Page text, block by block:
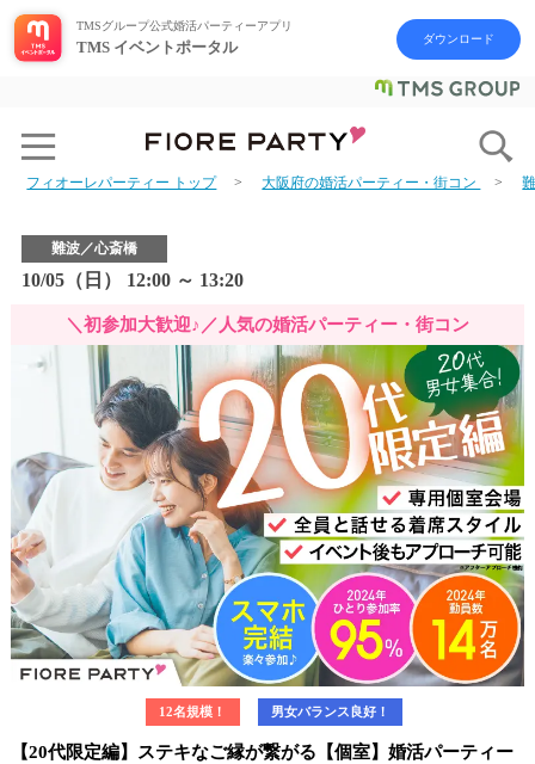
TMSグループ公式婚活パーティーアプリ
TMS イベントポータル ダウンロード
フィオーレパーティー トップ 大阪府の婚活パーティー・街コン
難波／心斎橋
10/05（日） 12:00 ～ 13:20
＼初参加大歓迎♪／人気の婚活パーティー・街コン
12名規模！ 男女バランス良好！
【20代限定編】ステキなご縁が繋がる【個室】婚活パーティー